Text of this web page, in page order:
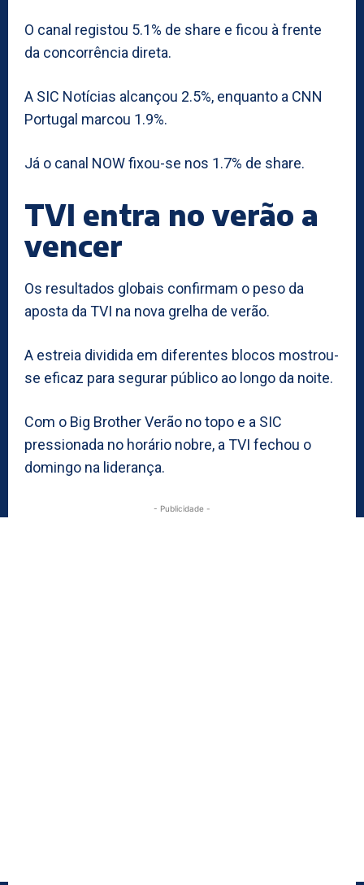
O canal registou 5.1% de share e ficou à frente
da concorrência direta.
A SIC Notícias alcançou 2.5%, enquanto a CNN
Portugal marcou 1.9%.
Já o canal NOW fixou-se nos 1.7% de share.
TVI entra no verão a
vencer
Os resultados globais confirmam o peso da
aposta da TVI na nova grelha de verão.
A estreia dividida em diferentes blocos mostrou-
se eficaz para segurar público ao longo da noite.
Com o Big Brother Verão no topo e a SIC
pressionada no horário nobre, a TVI fechou o
domingo na liderança.
- Publicidade -